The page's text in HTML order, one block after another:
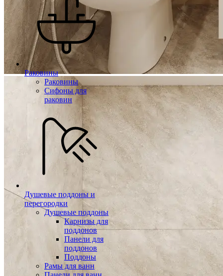
Раковины
Раковины
Сифоны для
раковин
Душевые поддоны и
перегородки
Душевые поддоны
Карнизы для
поддонов
Панели для
поддонов
Поддоны
Рамы для ванн